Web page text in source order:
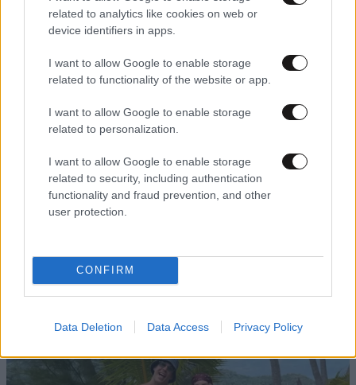
related to analytics like cookies on web or
device identifiers in apps.
I want to allow Google to enable storage
related to functionality of the website or app.
I want to allow Google to enable storage
related to personalization.
I want to allow Google to enable storage
related to security, including authentication
functionality and fraud prevention, and other
user protection.
CONFIRM
Data Deletion Data Access Privacy Policy
ΔΙΑΤΡΟΦΗ08·08·2026 08:30
Ογκολόγοι προειδοποιούν: Αυτές οι τροφές,
περνούν απαρατήρητες, αλλά καλό είναι να τις